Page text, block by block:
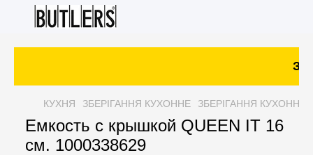
КУХНЯ ЗБЕРІГАННЯ КУХОННЕ ЗБЕРІГАННЯ КУХОННЕ
Емкость с крышкой QUEEN IT 16
см. 1000338629